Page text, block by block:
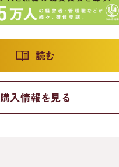
読む
購入情報を見る